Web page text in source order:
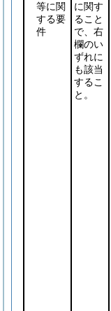
等に関
する要
件
に関す
ること
で、右
欄のい
ずれに
も該当
するこ
と。